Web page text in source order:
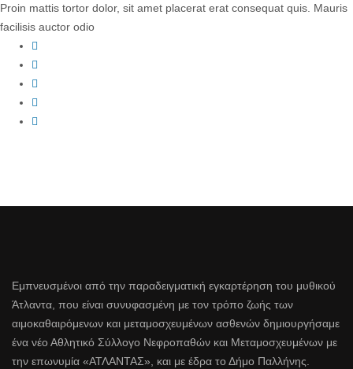
Proin mattis tortor dolor, sit amet placerat erat consequat quis. Mauris
facilisis auctor odio
Εμπνευσμένοι από την παραδειγματική εγκαρτέρηση του μυθικού
Άτλαντα, που είναι συνυφασμένη με τον τρόπο ζωής των
αιμοκαθαιρόμενων και μεταμοσχευμένων ασθενών δημιουργήσαμε
ένα νέο Αθλητικό Σύλλογο Νεφροπαθών και Μεταμοσχευμένων με
την επωνυμία «ΑΤΛΑΝΤΑΣ», και με έδρα το Δήμο Παλλήνης.